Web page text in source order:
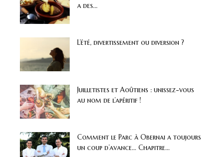
a des...
L’été, divertissement ou diversion ?
Juilletistes et Aoûtiens : unissez-vous
au nom de l’apéritif !
Comment le Parc à Obernai a toujours
un coup d’avance… Chapitre...